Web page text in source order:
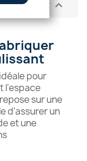
en haut 
pour
l'espace
sur une
d'assurer un
et une